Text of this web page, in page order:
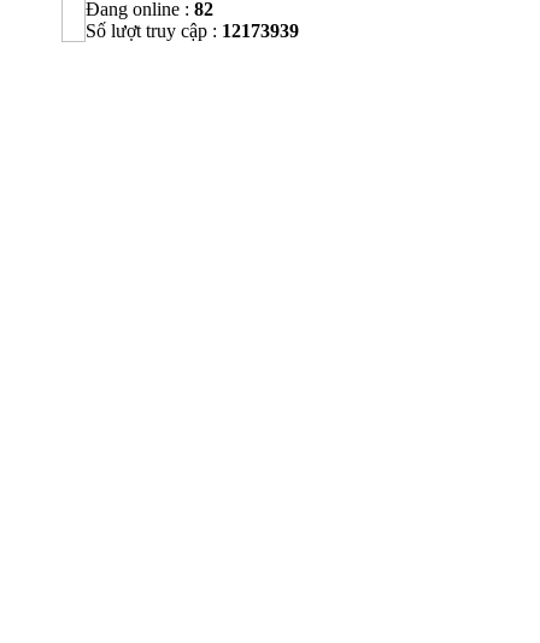
Đang online : 82
Số lượt truy cập : 12173939